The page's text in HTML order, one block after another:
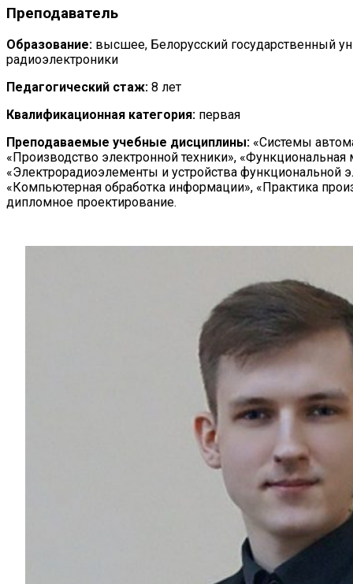
Преподаватель
Образование: высшее, Белорусский государственный
радиоэлектроники
Педагогический стаж: 8 лет
Квалификационная категория: первая
Преподаваемые учебные дисциплины: «Системы
«Производство электронной техники», «Функциональная
«Электрорадиоэлементы и устройства функциональной
«Компьютерная обработка информации», «Практика
дипломное проектирование.